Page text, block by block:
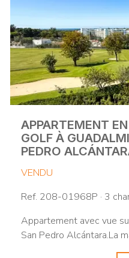
APPARTEMENT
GOLF À
PEDRO
VENDU
Ref. 208-01968P · 3
Appartement avec vue
San Pedro Alcántara.La